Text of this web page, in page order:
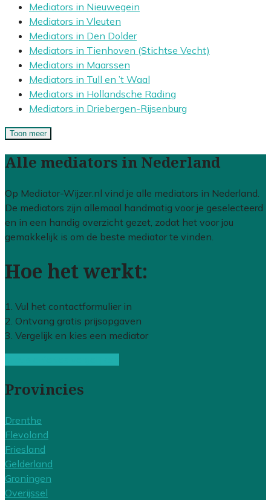
Mediators in Nieuwegein
Mediators in Vleuten
Mediators in Den Dolder
Mediators in Tienhoven (Stichtse Vecht)
Mediators in Maarssen
Mediators in Tull en ’t Waal
Mediators in Hollandsche Rading
Mediators in Driebergen-Rijsenburg
Toon meer
Alle mediators in Nederland
Op Mediator-Wijzer.nl vind je alle mediators in Nederland.
De mediators zijn allemaal handmatig voor je geselecteerd
en in een handig overzicht gezet, zodat het voor jou
gemakkelijk is om de beste mediator te vinden.
Hoe het werkt:
1. Vul het contactformulier in
2. Ontvang gratis prijsopgaven
3. Vergelijk en kies een mediator
Provincies
Drenthe
Flevoland
Friesland
Gelderland
Groningen
Overijssel